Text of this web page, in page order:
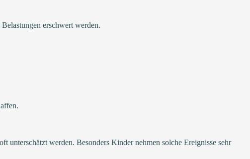
erschwert werden.
unterschätzt werden. Besonders Kinder nehmen solche Ereignisse sehr